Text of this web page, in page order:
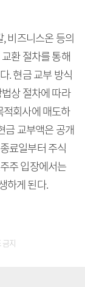
비즈니스온 등의
환 절차를 통해
. 현금 교부 방식
상 절차에 따라
적회사에 매도하
금 교부액은 공개
료일부터 주식
주 입장에서는
하게 된다.
지